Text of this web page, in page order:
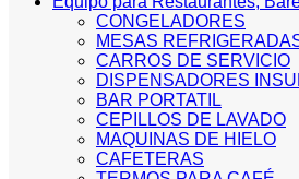
CONGELADORES
MESAS
CARROS DE SERVICIO
DISPENSADORES
BAR PORTATIL
CEPILLOS DE LAVADO
MAQUINAS DE HIELO
CAFETERAS